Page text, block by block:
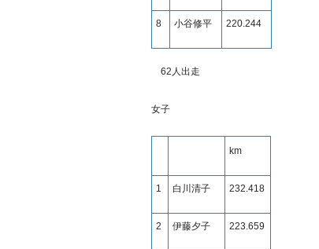
8 小谷修平 220.244
62 人出走
女子
km
1 白川清子 232.418
2 伊藤夕子 223.659